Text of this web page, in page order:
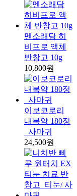
멘소래담 히
비프로 액체
반창고 10g
10,800원
이보코로리
내복약 180정
_사마귀
24,500원